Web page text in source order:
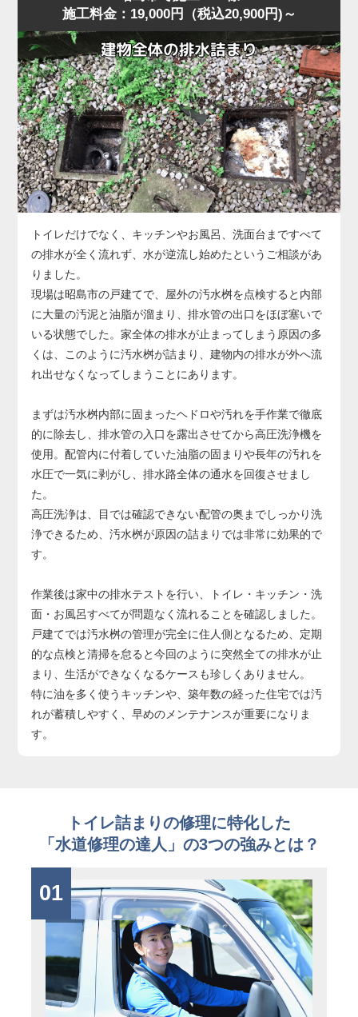
に排水される状態に回復しました。
作業後、お客様には「異物は見えなくても奥で止まってい
ることが多い」「無理に押し流そうとすると状態が悪化す
る」ことをお伝えし、子どもが触れやすい物はトイレ周辺
に置かないよう注意点もご案内しました。
に水位が上がり、明らかに排水経路の奥に問題がある様
子。
昭島市の住宅でもよくありますが、こうした「慢性的な詰
まり」は便器内部ではなく配管側に原因があることが多
く、ラバーカップや薬剤では根本的に改善しません。
今回の状況は、便器の手前では改善できないと判断し、便
器を一度取り外して配管へ直接アクセスする方法を選択し
ました。
便器脱着後、排水管の奥を確認すると、長年の汚れや固形
化した汚物が管内のカーブ部分で厚く堆積し、水の流れを
大きく妨げている状態。
このままでは再発を繰り返すため、業務用のトーラー（ワ
イヤー式排管清掃機）を使用し、固着した詰まりを貫通・
除去する作業を実施しました。
数回の施工で厚い固まりが崩れ、通水が一気に改善。
複数回の排水テストでも安定した流れが確認できました。
なお、今回のような配管内部の詰まりが悪化すると、トー
ラーでも貫通できないほど硬化した状態になることがあ
り、その場合は配管の交換が必要になります。
大きくなるため、早めの対応が非常に重要です。
施工料金：19,000円（税込20,900円)～
トイレだけでなく、キッチンやお風呂、洗面台まですべて
の排水が全く流れず、水が逆流し始めたというご相談があ
りました。
現場は昭島市の戸建てで、屋外の汚水桝を点検すると内部
に大量の汚泥と油脂が溜まり、排水管の出口をほぼ塞いで
いる状態でした。家全体の排水が止まってしまう原因の多
くは、このように汚水桝が詰まり、建物内の排水が外へ流
れ出せなくなってしまうことにあります。
まずは汚水桝内部に固まったヘドロや汚れを手作業で徹底
的に除去し、排水管の入口を露出させてから高圧洗浄機を
使用。配管内に付着していた油脂の固まりや長年の汚れを
水圧で一気に剥がし、排水路全体の通水を回復させまし
た。
高圧洗浄は、目では確認できない配管の奥までしっかり洗
浄できるため、汚水桝が原因の詰まりでは非常に効果的で
す。
作業後は家中の排水テストを行い、トイレ・キッチン・洗
面・お風呂すべてが問題なく流れることを確認しました。
戸建てでは汚水桝の管理が完全に住人側となるため、定期
的な点検と清掃を怠ると今回のように突然全ての排水が止
まり、生活ができなくなるケースも珍しくありません。
特に油を多く使うキッチンや、築年数の経った住宅では汚
れが蓄積しやすく、早めのメンテナンスが重要になりま
す。
トイレ詰まりの修理に特化した
「水道修理の達人」の3つの強みとは？
01